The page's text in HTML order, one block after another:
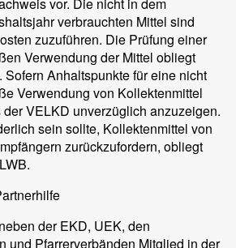
verbrauchten Mittel sind
zuzuführen. Die Prüfung einer
Verwendung der Mittel obliegt
Sofern Anhaltspunkte für eine nicht
Verwendung von Kollektenmittel
VELKD unverzüglich anzuzeigen.
sein sollte, Kollektenmittel von
zurückzufordern, obliegt
der EKD, UEK, den
und Pfarrerverbänden Mitglied in der